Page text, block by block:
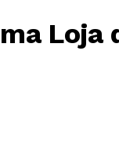
Loja